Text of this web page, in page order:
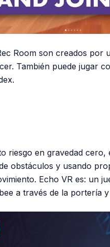
Room son creados por
También puede jugar
riesgo en gravedad
obstáculos y usando
Echo VR es: un
a través de la portería